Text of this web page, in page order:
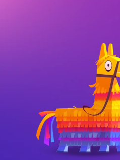
bogata si cuprinde peste 50
cercetare ale distinsului
neeuclidiene (1954-1957),
(1965-1970), teoria G-
(1982-1984), spatii Finsler
Cluj s-au remarcat intotdeauna
de Geometrie, Geometrie
Spatii simetrice, Grupuri
acestea fiind publicate si
noastra. - Prof. Dr. Dorin Andrica